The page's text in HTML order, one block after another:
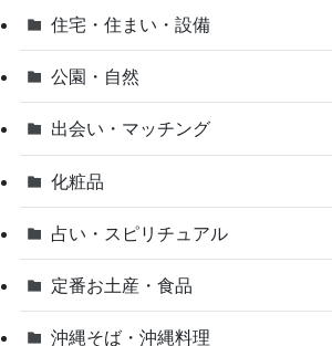
住宅・住まい・設備
公園・自然
出会い・マッチング
化粧品
占い・スピリチュアル
定番お土産・食品
沖縄そば・沖縄料理